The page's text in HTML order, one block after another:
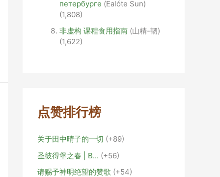
петербурге (Ealóte Sun)
(1,808)
非虚构 课程食用指南 (山精-韧)
(1,622)
点赞排行榜
关于田中晴子的一切 +89
圣彼得堡之春 | В... +56
请赐予神明绝望的赞歌 +54